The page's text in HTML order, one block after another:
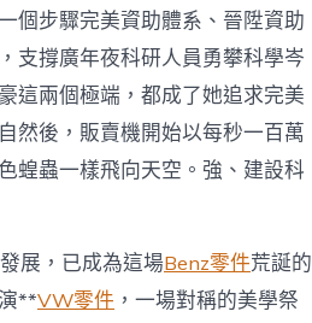
個步驟完美資助體系、晉陞資助
支撐廣年夜科研人員勇攀科學岑
這兩個極端，都成了她追求完美
然後，販賣機開始以每秒一百萬
蝗蟲一樣飛向天空。強、建設科
展，已成為這場Benz零件荒誕的
**VW零件 ，一場對稱的美學祭